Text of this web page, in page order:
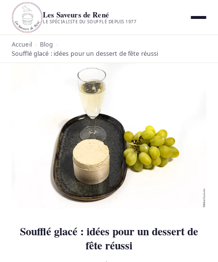
Les Saveurs de René
LE SPÉCIALISTE DU SOUFFLÉ DEPUIS 1977
Accueil › Blog ›
Soufflé glacé : idées pour un dessert de fête réussi
Soufflé glacé : idées pour un dessert de
fête réussi